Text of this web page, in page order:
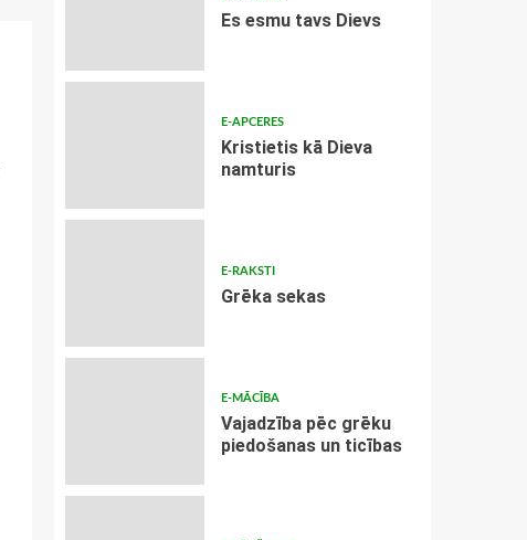
Es esmu tavs Dievs
E-APCERES
Kristietis kā Dieva
namturis
E-RAKSTI
Grēka sekas
E-MĀCĪBA
Vajadzība pēc grēku
piedošanas un ticības